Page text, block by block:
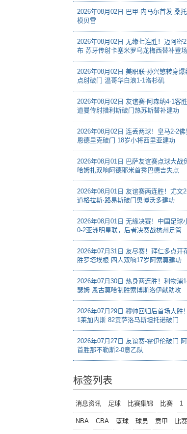
2026年08月02日 巴甲-内马尔首发 桑
模贝雷
2026年08月02日 无缘七连胜！迈阿密
布 苏牙传射卡塞米罗乌龙梅西替补登场
2026年08月02日 美职联-孙兴慜转身爆
点射破门 温哥华白浪1-1洛杉矶
2026年08月02日 友谊赛-阿森纳4-1客
道曼传射措利斯破门热苏斯替补建功
2026年08月02日 连丢两球！皇马2-2
恩德里克破门 18岁小将西里亚建功
2026年08月01日 巴萨友谊赛点球大战
哈姆扎双响阿德耶米首秀巴德吉失点
2026年08月01日 友谊赛两连胜！尤文
道格拉斯·路易斯破门奥博沃多建功
2026年08月01日 无缘决赛！中国足球
0-2亚洲明星联，后者决赛战杭州足管
2026年07月31日 友尽赛！拜仁多点开
胜罗塔埃根 四人双响17岁阿索莫建功
2026年07月30日 热身两连胜！利物浦
瑟姆 恩古莫哈制胜索博斯洛伊献助攻
2026年07月29日 穆帅回归后首场大胜
1莱加内斯 82贡萨洛马斯坦托诺破门
2026年07月27日 友谊赛-霍伊伦破门
首胜那不勒斯2-0意乙队
标签列表
消息资讯 足球 比赛集锦 比赛 1
NBA CBA 篮球 球员 意甲 比